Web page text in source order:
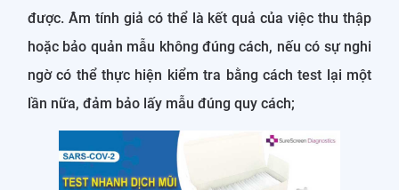
được. Âm tính giả có thể là kết quả của việc thu thập
hoặc bảo quản mẫu không đúng cách, nếu có sự nghi
ngờ có thể thực hiện kiểm tra bằng cách test lại một
lần nữa, đảm bảo lấy mẫu đúng quy cách;